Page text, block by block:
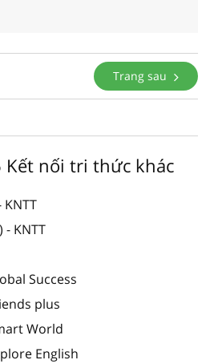
Trang sau
Kết nối tri thức khác
- KNTT
Success
plus
World
English